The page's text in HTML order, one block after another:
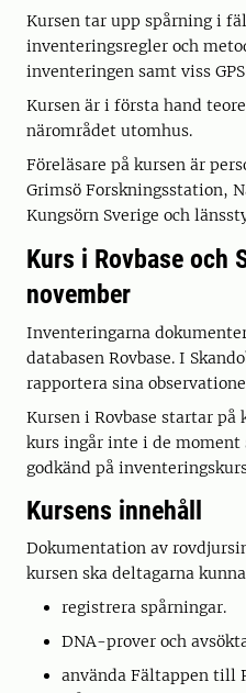
Kursen tar upp spårning i
inventeringsregler och
inventeringen samt viss
Kursen är i första hand
närområdet utomhus.
Föreläsare på kursen är
Grimsö Forskningsstation,
Kungsörn Sverige och
Kurs i Rovbase och
november
Inventeringarna
databasen Rovbase. I
rapportera sina
Kursen i Rovbase startar på
kurs ingår inte i de moment
godkänd på
Kursens innehåll
Dokumentation av
kursen ska deltagarna
registrera spårningar.
DNA-prover och
använda Fältappen till